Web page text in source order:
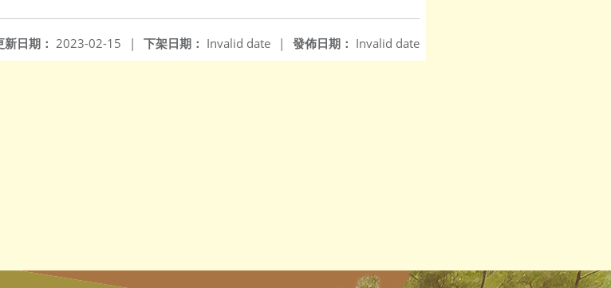
發佈日期： Invalid date
下架日期： Invalid date |
日期： 2023-02-15 |